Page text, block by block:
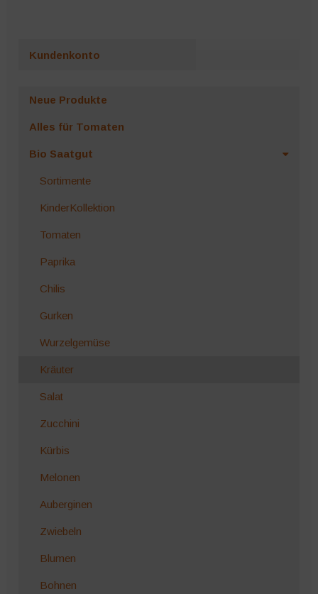
Kundenkonto
Neue Produkte
Alles für Tomaten
Bio Saatgut
Sortimente
KinderKollektion
Tomaten
Paprika
Chilis
Gurken
Wurzelgemüse
Kräuter
Salat
Zucchini
Kürbis
Melonen
Auberginen
Zwiebeln
Blumen
Bohnen